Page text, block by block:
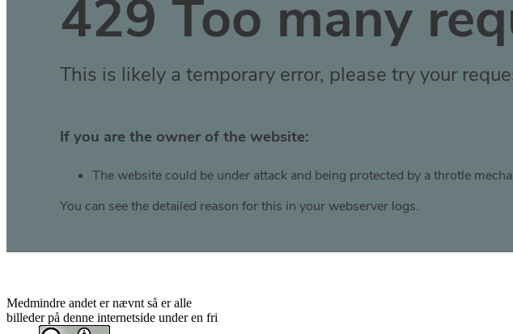
Medmindre andet er nævnt så er alle
billeder på denne internetside under en fri